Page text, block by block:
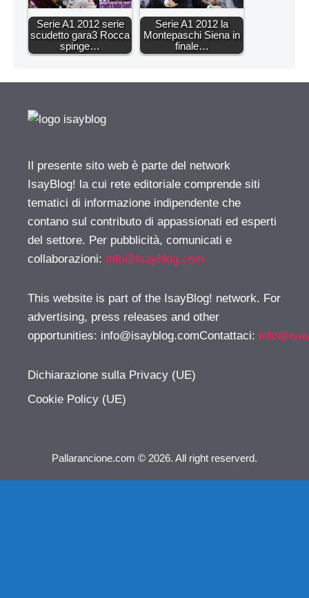
Serie A1 2012 serie
scudetto gara3 Rocca
spinge…
Serie A1 2012 la
Montepaschi Siena in
finale…
Il presente sito web è parte del network
IsayBlog! la cui rete editoriale comprende siti
tematici di informazione indipendente che
contano sul contributo di appassionati ed esperti
del settore. Per pubblicità, comunicati e
collaborazioni: info@isayblog.com
This website is part of the IsayBlog! network. For
advertising, press releases and other
opportunities: info@isayblog.comContattaci:
Dichiarazione sulla Privacy (UE)
Cookie Policy (UE)
Pallarancione.com © 2026. All right reserverd.